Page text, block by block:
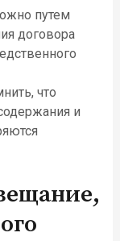
путем
договора
что
и